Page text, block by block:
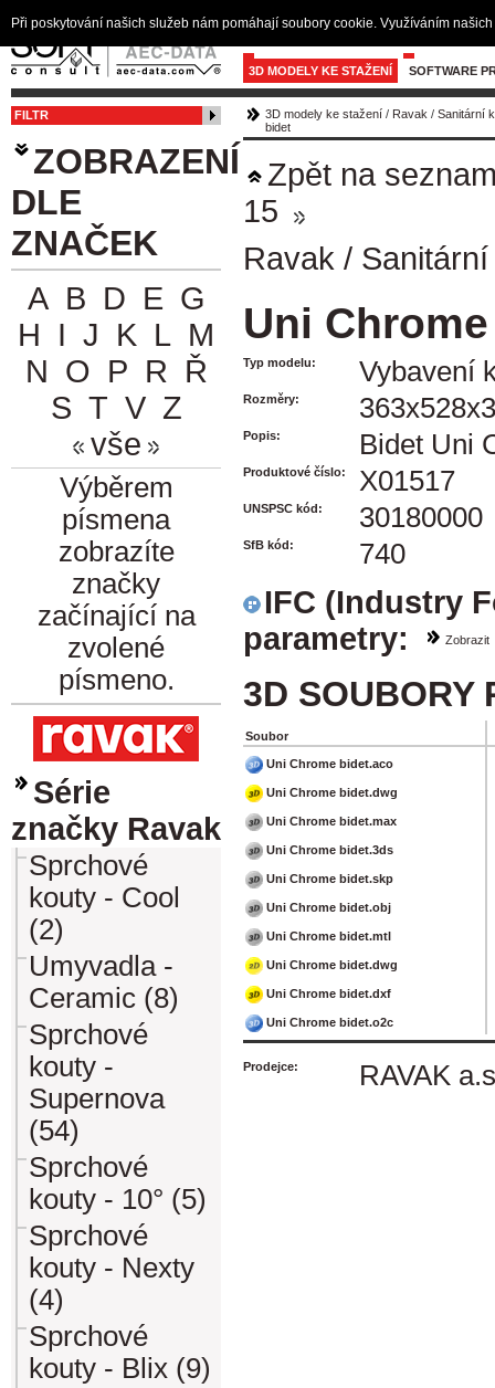
3D MODELY KE STAŽENÍ SOFTWARE
FILTR
ZOBRAZENÍ
DLE
ZNAČEK
A B D E G
H I J K L M
N O P R Ř
S T V Z
vše
Výběrem
písmena
zobrazíte
značky
začínající na
zvolené
písmeno.
Série
značky Ravak
Sprchové
kouty - Cool
(2)
Umyvadla -
Ceramic (8)
Sprchové
kouty -
Supernova
(54)
Sprchové
kouty - 10° (5)
Sprchové
kouty - Nexty
(4)
Sprchové
kouty - Blix (9)
3D modely ke stažení / Ravak / Sanitární
bidet
Zpět na
15
Ravak /
Uni
Typ modelu: Vybavení
Rozměry:
Popis: Bidet Uni
Produktové číslo: X01517
UNSPSC kód: 30180000
SfB kód: 740
IFC (Industry
parametry:
Zobrazit
3D SOUBORY
Soubor
Uni Chrome bidet.aco
Uni Chrome bidet.dwg
Uni Chrome bidet.max
Uni Chrome bidet.3ds
Uni Chrome bidet.skp
Uni Chrome bidet.obj
Uni Chrome bidet.mtl
Uni Chrome bidet.dwg
Uni Chrome bidet.dxf
Uni Chrome bidet.o2c
Prodejce: RAVAK
Při poskytování našich služeb nám pomáhají soubory cookie. Využíváním